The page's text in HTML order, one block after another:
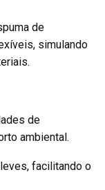
de
simulando
de
ambiental.
facilitando o